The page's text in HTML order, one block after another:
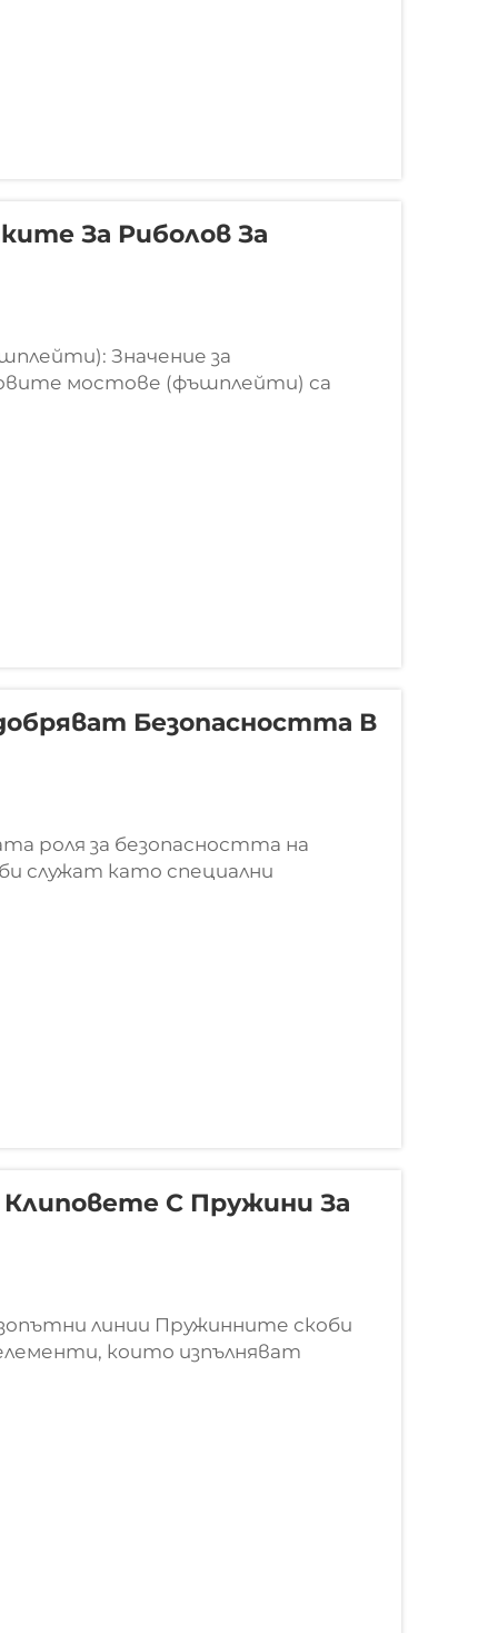
За Риболов За
Значение за
мостове (фъшплейти) са
система. По същество
така че влаковете могат да се
прекъсване...
Безопасността В
роля за безопасността на
служат като специални
релсите към шините, така че
малки елементи, които държат
С Пружини За
линии Пружинните скоби
които изпълняват
целия свят. Те осигуряват
всичко да остане на
скоби ефективни...